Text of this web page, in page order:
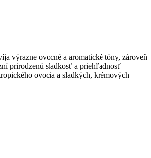
výrazne ovocné a aromatické tóny, zároveň
prirodzenú sladkosť a priehľadnosť
ovocia a sladkých, krémových